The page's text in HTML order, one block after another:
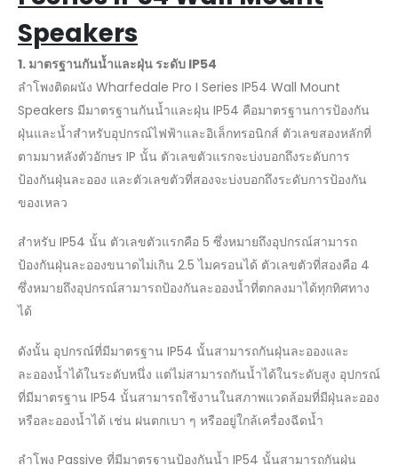
Speakers
1. มาตรฐานกันน้ำและฝุ่น ระดับ IP54
ลำโพงติดผนัง Wharfedale Pro I Series IP54 Wall Mount
Speakers มีมาตรฐานกันน้ำและฝุ่น IP54 คือมาตรฐานการป้องกัน
ฝุ่นและน้ำสำหรับอุปกรณ์ไฟฟ้าและอิเล็กทรอนิกส์ ตัวเลขสองหลักที่
ตามมาหลังตัวอักษร IP นั้น ตัวเลขตัวแรกจะบ่งบอกถึงระดับการ
ป้องกันฝุ่นละออง และตัวเลขตัวที่สองจะบ่งบอกถึงระดับการป้องกัน
ของเหลว
สำหรับ IP54 นั้น ตัวเลขตัวแรกคือ 5 ซึ่งหมายถึงอุปกรณ์สามารถ
ป้องกันฝุ่นละอองขนาดไม่เกิน 2.5 ไมครอนได้ ตัวเลขตัวที่สองคือ 4
ซึ่งหมายถึงอุปกรณ์สามารถป้องกันละอองน้ำที่ตกลงมาได้ทุกทิศทาง
ได้
ดังนั้น อุปกรณ์ที่มีมาตรฐาน IP54 นั้นสามารถกันฝุ่นละอองและ
ละอองน้ำได้ในระดับหนึ่ง แต่ไม่สามารถกันน้ำได้ในระดับสูง อุปกรณ์
ที่มีมาตรฐาน IP54 นั้นสามารถใช้งานในสภาพแวดล้อมที่มีฝุ่นละออง
หรือละอองน้ำได้ เช่น ฝนตกเบา ๆ หรืออยู่ใกล้เครื่องฉีดน้ำ
ลำโพง Passive ที่มีมาตรฐานป้องกันน้ำ IP54 นั้นสามารถกันฝุ่น